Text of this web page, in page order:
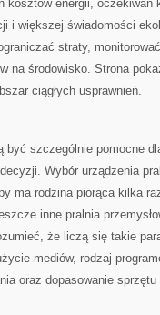
kosztów energii, oczekiwań
i większej świadomości
straty,
na środowisko. Strona
ciągłych usprawnień.
być szczególnie pomocne
Wybór urządzenia
ma rodzina piorąca kilka
inne pralnia
że liczą się takie
mediów, rodzaj
oraz dopasowanie